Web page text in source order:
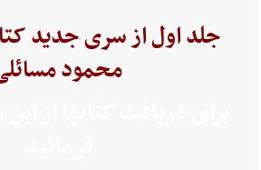
جلد اول از سری جدید
محمود